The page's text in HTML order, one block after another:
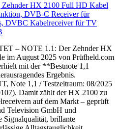
HX 2100 Full HD Kabel
DVB-C Receiver für
DVBC Kabelreceiver für TV
– NOTE 1.1: Der Zehnder HX
im August 2025 von Prüfheld.com
mit der **Bestnote 1,1
Ergebnis.
Note 1,1 / Testzeitraum: 08/2025
Damit zählt der HX 2100 zu
auf dem Markt – geprüft
Television GmbH und
Signalqualität, brillante